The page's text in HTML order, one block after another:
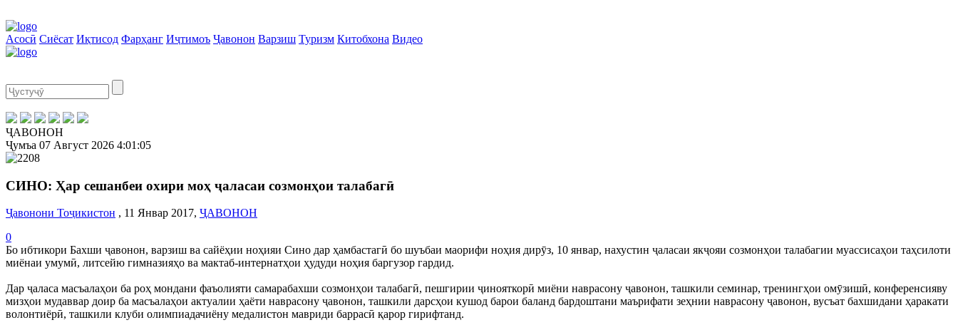
Асосӣ Сиёсат Иқтисод Фарҳанг Иҷтимоъ Ҷавонон Варзиш Туризм Китобхона Видео
ҶАВОНОН
Ҷумъа 07 Август 2026 4:01:05
СИНО: Ҳар сешанбеи охири моҳ ҷаласаи созмонҳои талабагӣ
Ҷавонони Тоҷикистон , 11 Январ 2017, ҶАВОНОН
0
Бо ибтикори Бахши ҷавонон, варзиш ва сайёҳии ноҳияи Сино дар ҳамбастагӣ бо шуъбаи маорифи ноҳия дирӯз, 10 январ, нахустин ҷаласаи якҷояи созмонҳои талабагии муассисаҳои таҳсилоти
миёнаи умумӣ, литсейю гимназияҳо ва мактаб-интернатҳои ҳудуди ноҳия баргузор гардид.
Дар ҷаласа масъалаҳои ба роҳ мондани фаъолияти самарабахши созмонҳои талабагӣ, пешгирии ҷинояткорӣ миёни наврасону ҷавонон, ташкили семинар, тренингҳои омӯзишӣ, конференсияву
мизҳои мудаввар доир ба масъалаҳои актуалии ҳаёти наврасону ҷавонон, ташкили дарсҳои кушод барои баланд бардоштани маърифати зеҳнии наврасону ҷавонон, вусъат бахшидани ҳаракати
волонтиёрӣ, ташкили клуби олимпиадачиёну медалистон мавриди баррасӣ қарор гирифтанд.